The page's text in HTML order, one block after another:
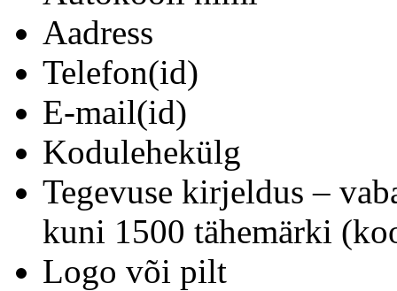
Aadress
Telefon(id)
E-mail(id)
Kodulehekülg
Tegevuse kirjeldus –
kuni 1500 tähemärki
Logo või pilt